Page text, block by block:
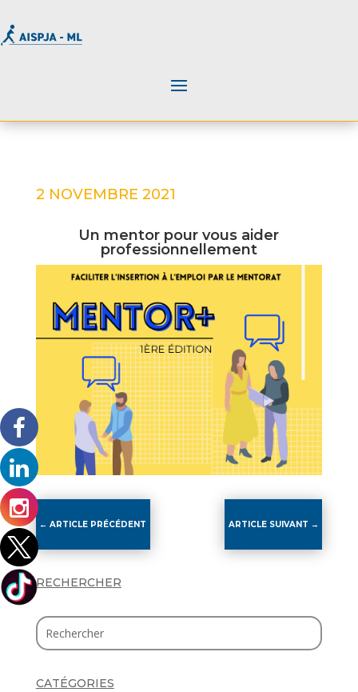
2 NOVEMBRE 2021
Un mentor pour vous aider
professionnellement
←ARTICLE PRÉCÉDENT ARTICLE SUIVANT →
RECHERCHER
CATÉGORIES